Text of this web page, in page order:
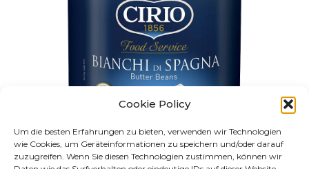
Cookie Policy
Um die besten Erfahrungen zu bieten, verwenden wir Technologien
wie Cookies, um Geräteinformationen zu speichern und/oder darauf
zuzugreifen. Wenn Sie diesen Technologien zustimmen, können wir